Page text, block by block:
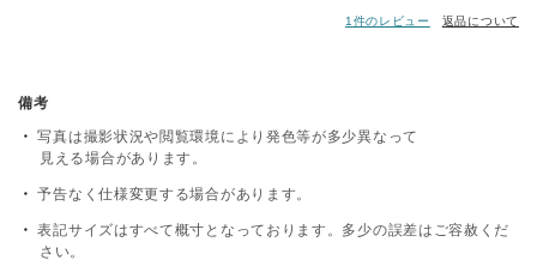
1件のレビュー 返品について
備考
写真は撮影状況や閲覧環境により発色等が多少異なって
見える場合があります。
予告なく仕様変更する場合があります。
表記サイズはすべて概寸となっております。多少の誤差はご容赦くだ
さい。